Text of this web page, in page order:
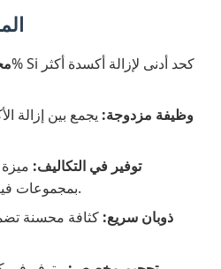
وظيفة مزدوجة: يجمع بين إزالة
توفير في التكاليف:
بمجموعات فيروسيليكون + مادة كربنة.
ذوبان سريع: كثافة محسنة